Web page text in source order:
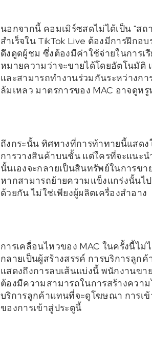
นอกจากนี้ คอมเมิร์ซสดไม่ได้เป็น "สถ
สำเร็จใน TikTok Live ต้องมีการฝึก
ดึงดูดผู้ชม ซึ่งต้องมีค่าใช้จ่ายในการ
หมายความว่าจะขายได้โดยอัตโนมัติ
และสามารถทำงานร่วมกันระหว่างก
ล้มเหลว มาตรการของ MAC อาจดูห
ถึงกระนั้น ทิศทางที่การท้าทายนี้แสด
การวางสินค้าบนชั้น แต่ใครที่จะแนะ
นั้นเองจะกลายเป็นสินทรัพย์ในการข
หากสามารถย้ายความแข็งแกร่งนั้นไ
ด้วยกัน ไม่ใช่เพียงผู้ผลิตเครื่องสำอาง
การเคลื่อนไหวของ MAC ในครั้งนี้ไ
กลายเป็นผู้สร้างสรรค์ การบริการลูก
แสดงถึงการลบเส้นแบ่งนี้ พนักงานขา
ต้องมีความสามารถในการสร้างควา
บริการลูกค้าแทนที่จะดูโฆษณา การเ
ของการเข้าสู่ประตูนี้